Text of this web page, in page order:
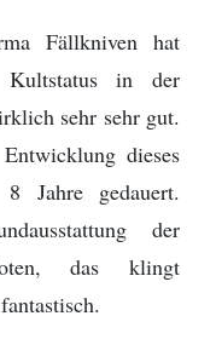
Fällkniven hat
in der
sehr sehr gut.
dieses
Jahre gedauert.
der
das klingt